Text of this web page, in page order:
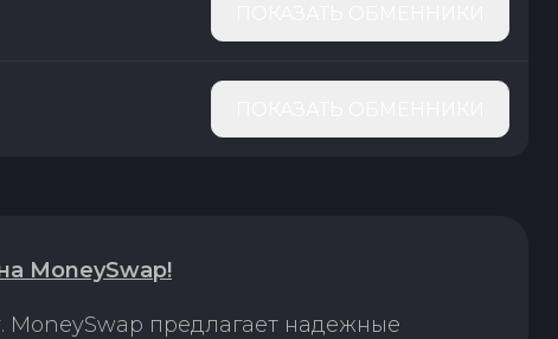
MoneySwap!
предлагает надежные